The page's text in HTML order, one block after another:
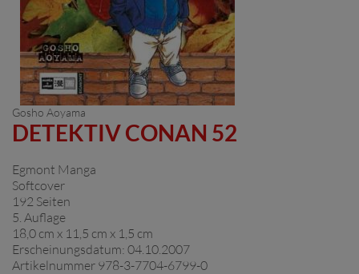
Gosho Aoyama
DETEKTIV CONAN 52
Egmont Manga
Softcover
192 Seiten
5. Auflage
18,0 cm x 11,5 cm x 1,5 cm
Erscheinungsdatum: 04.10.2007
Artikelnummer 978-3-7704-6799-0